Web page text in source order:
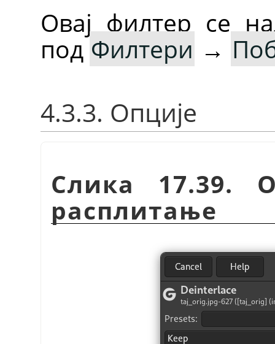
Овај филтер се
под Филтери →
4.3.3. Опције
Слика 17.39.
расплитање